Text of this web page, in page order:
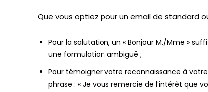
Que vous optiez pour un email de standard
Pour la salutation, un « Bonjour M./Mme »
une formulation ambiguë ;
Pour témoigner votre reconnaissance à
phrase : « Je vous remercie de l’intérêt que